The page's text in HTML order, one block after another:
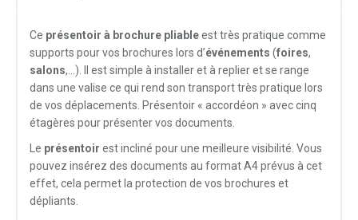
Ce présentoir à brochure pliableest très pratique comme
supports pour vos brochures lors d’événements (foires,
salons,…). Il est simple à installer et à replier et se range
dans une valise ce qui rend son transport très pratique lors
de vos déplacements. Présentoir « accordéon » avec cinq
étagères pour présenter vos documents.
Le présentoir est incliné pour une meilleure visibilité. Vous
pouvez insérez des documents au format A4 prévus à cet
effet, cela permet la protection de vos brochures et
dépliants.